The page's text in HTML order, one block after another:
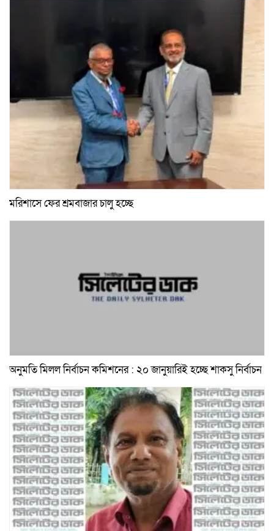
মরিশাসে ফের শ্রমবাজার চালু হচ্ছে
অনুমতি মিলল নির্বাচন কমিশনের : ২০ জানুয়ারিই হচ্ছে শাকসু নির্বাচন